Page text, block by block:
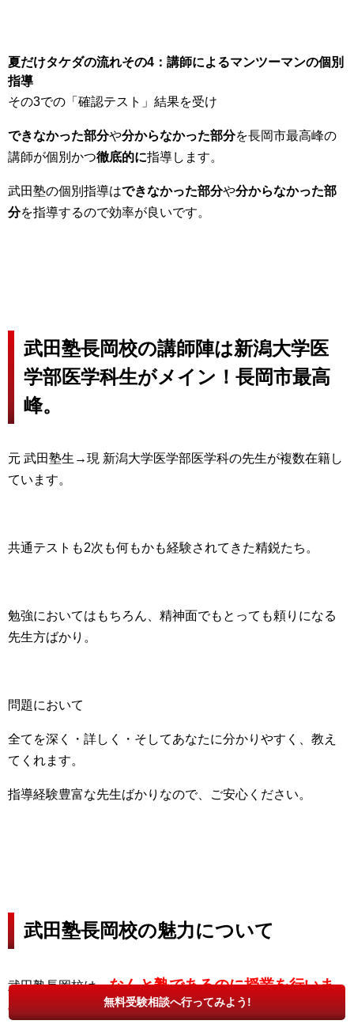
夏だけタケダの流れその4：講師によるマンツーマンの個別
指導
その3での「確認テスト」結果を受け
できなかった部分や分からなかった部分を長岡市最高峰の
講師が個別かつ徹底的に指導します。
武田塾の個別指導はできなかった部分や分からなかった部
分を指導するので効率が良いです。
武田塾長岡校の講師陣は新潟大学医
学部医学科生がメイン！長岡市最高
峰。
元 武田塾生→現 新潟大学医学部医学科の先生が複数在籍し
ています。
共通テストも2次も何もかも経験されてきた精鋭たち。
勉強においてはもちろん、精神面でもとっても頼りになる
先生方ばかり。
問題において
全てを深く・詳しく・そしてあなたに分かりやすく、教え
てくれます。
指導経験豊富な先生ばかりなので、ご安心ください。
武田塾長岡校の魅力について
武田塾長岡校は、なんと塾であるのに授業を行いま
せん。
無料受験相談へ行ってみよう!